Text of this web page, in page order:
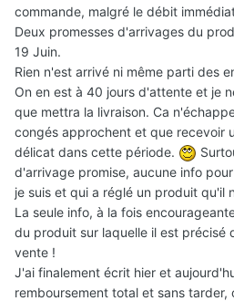
commande, malgré le débit
Deux promesses d'arrivages du
19 Juin.
Rien n'est arrivé ni même parti des
On en est à 40 jours d'attente et je
que mettra la livraison. Ca
congés approchent et que recevoir
délicat dans cette période.
d'arrivage promise, aucune info
je suis et qui a réglé un produit qu'il
La seule info, à la fois
du produit sur laquelle il est précisé
vente !
J'ai finalement écrit hier et
remboursement total et sans